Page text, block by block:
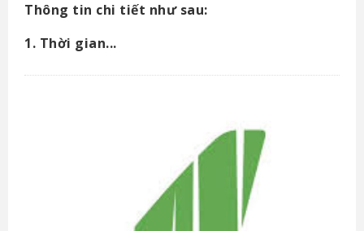
Thông tin chi tiết như sau:
1. Thời gian...